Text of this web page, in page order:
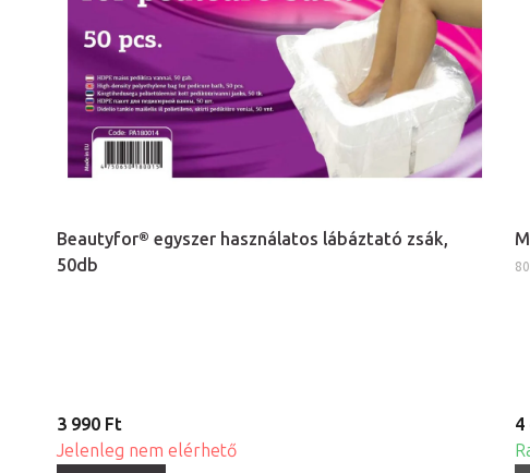
Beautyfor® egyszer használatos lábáztató zsák,
50db
3 990 Ft
Jelenleg nem elérhető
4